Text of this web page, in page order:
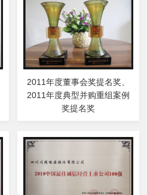
2011年度董事会奖提名奖、
2011年度典型并购重组案例
奖提名奖